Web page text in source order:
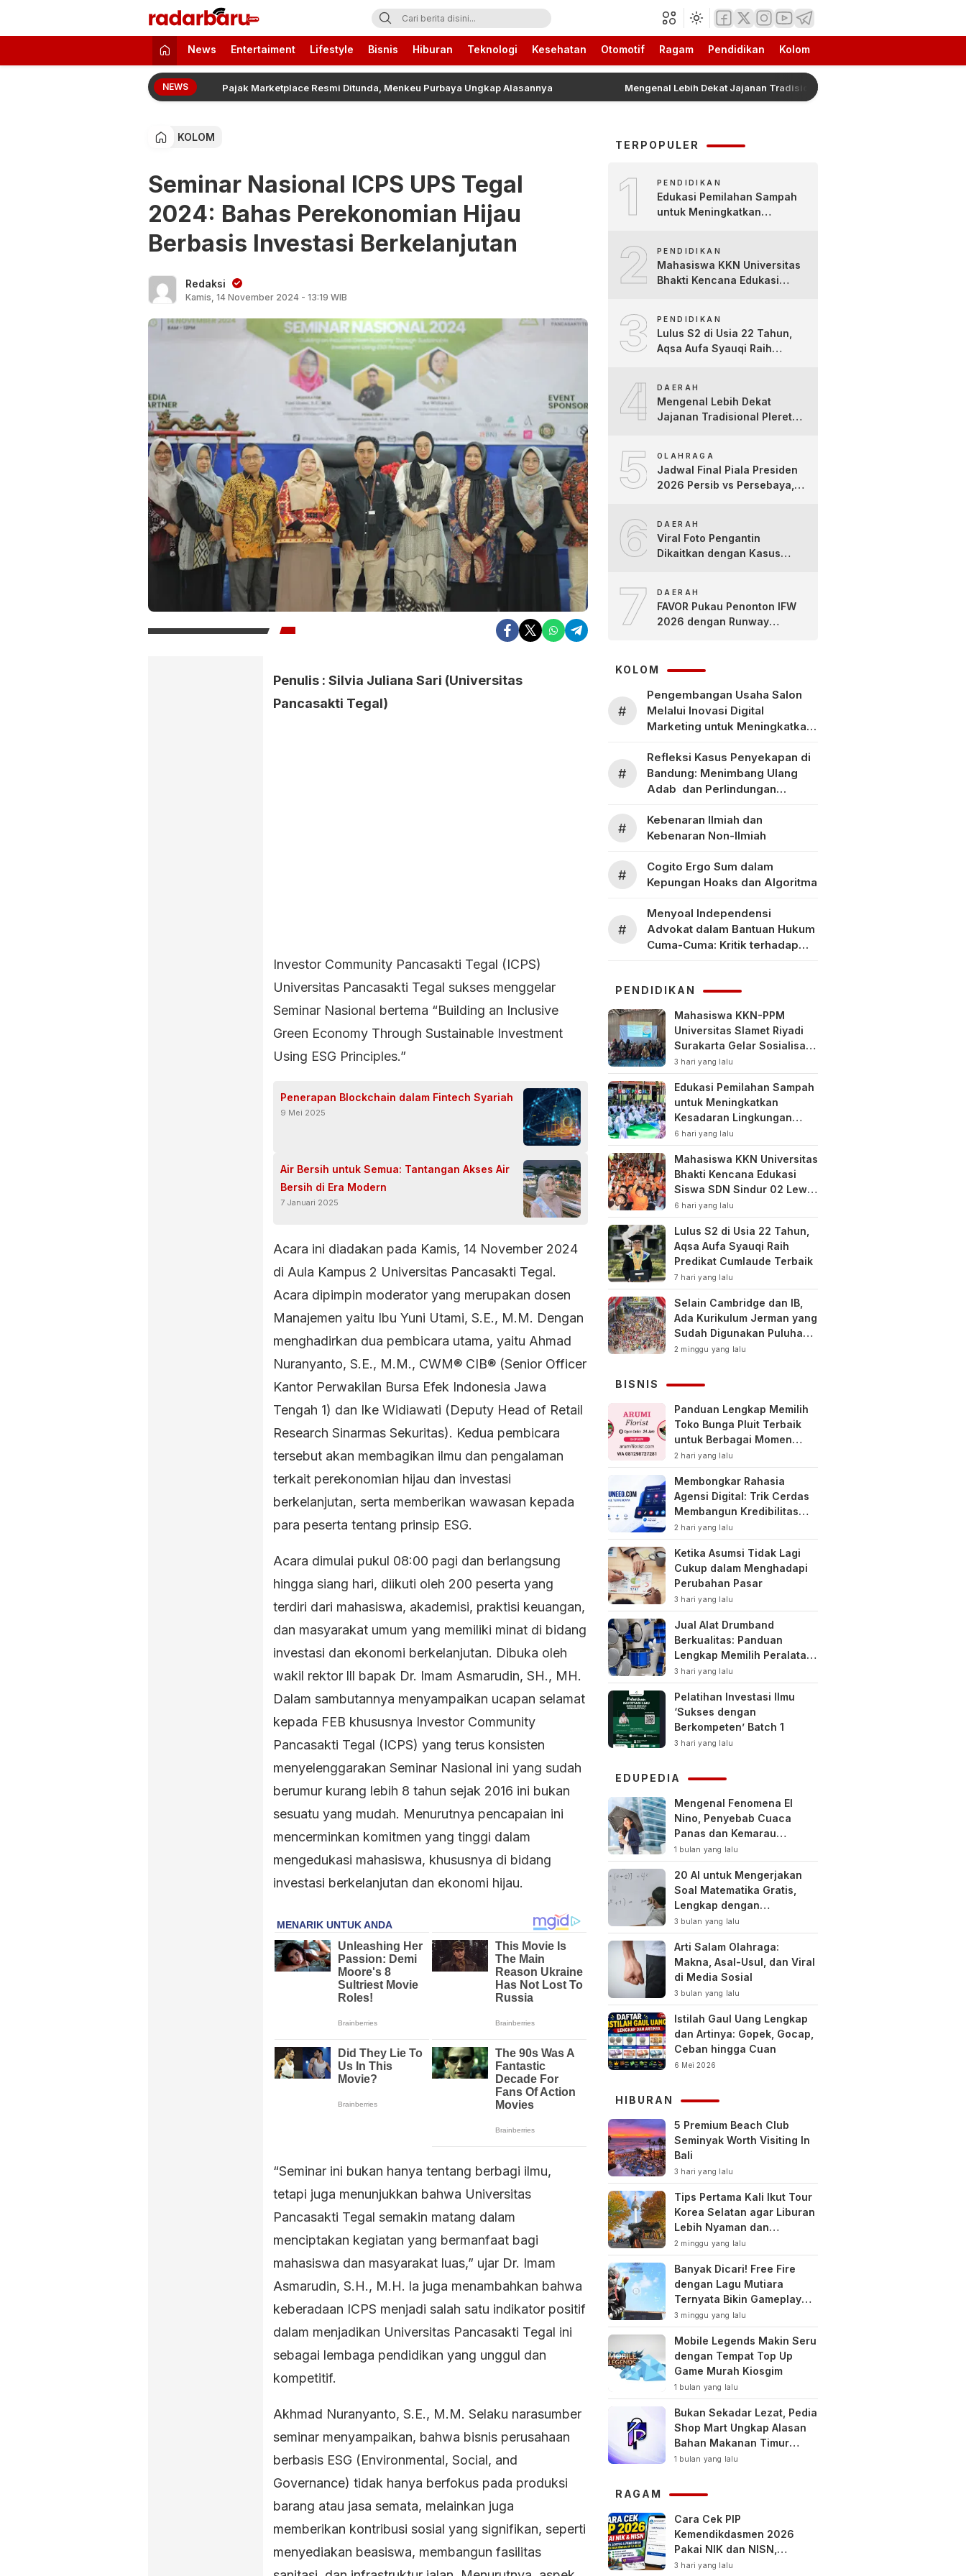
radarbaru.com
Informasi Berita Terbaru dan Terkini Hari Ini
News Entertaiment Lifestyle Bisnis Hiburan Teknologi Kesehatan Otomotif Ragam Pendidikan Kolom
NEWS Pajak Marketplace Resmi Ditunda, Menkeu Purbaya Ungkap Alasannya Mengenal Lebih Dekat Jajanan Tradisional Pleret Khas Bojonegoro Bersama
KOLOM
Seminar Nasional ICPS UPS Tegal
2024: Bahas Perekonomian Hijau
Berbasis Investasi Berkelanjutan
Redaksi
Kamis, 14 November 2024 - 13:19 WIB
Penulis : Silvia Juliana Sari (Universitas
Pancasakti Tegal)
Investor Community Pancasakti Tegal (ICPS)
Universitas Pancasakti Tegal sukses menggelar
Seminar Nasional bertema “Building an Inclusive
Green Economy Through Sustainable Investment
Using ESG Principles.”
Penerapan Blockchain dalam Fintech Syariah
9 Mei 2025
Air Bersih untuk Semua: Tantangan Akses Air
Bersih di Era Modern
7 Januari 2025
Acara ini diadakan pada Kamis, 14 November 2024
di Aula Kampus 2 Universitas Pancasakti Tegal.
Acara dipimpin moderator yang merupakan dosen
Manajemen yaitu Ibu Yuni Utami, S.E., M.M. Dengan
menghadirkan dua pembicara utama, yaitu Ahmad
Nuranyanto, S.E., M.M., CWM® CIB® (Senior Officer
Kantor Perwakilan Bursa Efek Indonesia Jawa
Tengah 1) dan Ike Widiawati (Deputy Head of Retail
Research Sinarmas Sekuritas). Kedua pembicara
tersebut akan membagikan ilmu dan pengalaman
terkait perekonomian hijau dan investasi
berkelanjutan, serta memberikan wawasan kepada
para peserta tentang prinsip ESG.
Acara dimulai pukul 08:00 pagi dan berlangsung
hingga siang hari, diikuti oleh 200 peserta yang
terdiri dari mahasiswa, akademisi, praktisi keuangan,
dan masyarakat umum yang memiliki minat di bidang
investasi dan ekonomi berkelanjutan. Dibuka oleh
wakil rektor lll bapak Dr. Imam Asmarudin, SH., MH.
Dalam sambutannya menyampaikan ucapan selamat
kepada FEB khususnya Investor Community
Pancasakti Tegal (ICPS) yang terus konsisten
menyelenggarakan Seminar Nasional ini yang sudah
berumur kurang lebih 8 tahun sejak 2016 ini bukan
sesuatu yang mudah. Menurutnya pencapaian ini
mencerminkan komitmen yang tinggi dalam
mengedukasi mahasiswa, khususnya di bidang
investasi berkelanjutan dan ekonomi hijau.
“Seminar ini bukan hanya tentang berbagi ilmu,
tetapi juga menunjukkan bahwa Universitas
Pancasakti Tegal semakin matang dalam
menciptakan kegiatan yang bermanfaat bagi
mahasiswa dan masyarakat luas,” ujar Dr. Imam
Asmarudin, S.H., M.H. la juga menambahkan bahwa
keberadaan ICPS menjadi salah satu indikator positif
dalam menjadikan Universitas Pancasakti Tegal ini
sebagai lembaga pendidikan yang unggul dan
kompetitif.
Akhmad Nuranyanto, S.E., M.M. Selaku narasumber
seminar menyampaikan, bahwa bisnis perusahaan
berbasis ESG (Environmental, Social, and
Governance) tidak hanya berfokus pada produksi
barang atau jasa semata, melainkan juga
memberikan kontribusi sosial yang signifikan, seperti
menyediakan beasiswa, membangun fasilitas
TERPOPULER
1 PENDIDIKAN
Edukasi Pemilahan Sampah
untuk Meningkatkan
Kartini
2 PENDIDIKAN
Mahasiswa KKN Universitas
Bhakti Kencana Edukasi
3 PENDIDIKAN
Lulus S2 di Usia 22 Tahun,
Aqsa Aufa Syauqi Raih
4 DAERAH
Mengenal Lebih Dekat
Jajanan Tradisional Pleret
5 OLAHRAGA
Jadwal Final Piala Presiden
2026 Persib vs Persebaya,
6 DAERAH
Viral Foto Pengantin
Dikaitkan dengan Kasus
7 DAERAH
FAVOR Pukau Penonton IFW
2026 dengan Runway
KOLOM
#
Pengembangan Usaha Salon
Melalui Inovasi Digital
Marketing untuk Meningkatkan
Salon Mitra, Selong Lombok
Timur
#
Refleksi Kasus Penyekapan di
Bandung: Menimbang Ulang
Adab dan Perlindungan
#
Kebenaran Ilmiah dan
Kebenaran Non-Ilmiah
#
Cogito Ergo Sum dalam
Kepungan Hoaks dan Algoritma
#
Menyoal Independensi
Advokat dalam Bantuan Hukum
Cuma-Cuma: Kritik terhadap
PENDIDIKAN
Mahasiswa KKN-PPM
Universitas Slamet Riyadi
Surakarta Gelar Sosialisasi
Pengelolaan Keuangan
Keluarga
3 hari yang lalu
Edukasi Pemilahan Sampah
untuk Meningkatkan
Kesadaran Lingkungan
Sejak Dini di SDN Pacul 1
dan TK Kartini
6 hari yang lalu
Mahasiswa KKN Universitas
Bhakti Kencana Edukasi
Siswa SDN Sindur 02 Lewat
Program SIGERCEP
6 hari yang lalu
Lulus S2 di Usia 22 Tahun,
Aqsa Aufa Syauqi Raih
Predikat Cumlaude Terbaik
7 hari yang lalu
Selain Cambridge dan IB,
Ada Kurikulum Jerman yang
Sudah Digunakan Puluhan
Tahun di Indonesia
2 minggu yang lalu
BISNIS
Panduan Lengkap Memilih
Toko Bunga Pluit Terbaik
untuk Berbagai Momen
Spesial
2 hari yang lalu
Membongkar Rahasia
Agensi Digital: Trik Cerdas
Membangun Kredibilitas
Toko Online Baru
2 hari yang lalu
Ketika Asumsi Tidak Lagi
Cukup dalam Menghadapi
Perubahan Pasar
3 hari yang lalu
Jual Alat Drumband
Berkualitas: Panduan
Lengkap Memilih Peralatan
Drumband Terbaik untuk
Sekolah, Instansi, dan
Komunitas
3 hari yang lalu
Pelatihan Investasi Ilmu
‘Sukses dengan
Berkompeten’ Batch 1
3 hari yang lalu
EDUPEDIA
Mengenal Fenomena El
Nino, Penyebab Cuaca
Panas dan Kemarau
Panjang
1 bulan yang lalu
20 AI untuk Mengerjakan
Soal Matematika Gratis,
Lengkap dengan
Pembahasan
3 bulan yang lalu
Arti Salam Olahraga:
Makna, Asal-Usul, dan Viral
di Media Sosial
3 bulan yang lalu
Istilah Gaul Uang Lengkap
dan Artinya: Gopek, Gocap,
Ceban hingga Cuan
6 Mei 2026
HIBURAN
5 Premium Beach Club
Seminyak Worth Visiting In
Bali
3 hari yang lalu
Tips Pertama Kali Ikut Tour
Korea Selatan agar Liburan
Lebih Nyaman dan
Berkesan
2 minggu yang lalu
Banyak Dicari! Free Fire
dengan Lagu Mutiara
Ternyata Bikin Gameplay
Makin Keren
3 minggu yang lalu
Mobile Legends Makin Seru
dengan Tempat Top Up
Game Murah Kiosgim
1 bulan yang lalu
Bukan Sekadar Lezat, Pedia
Shop Mart Ungkap Alasan
Bahan Makanan Timur
Tengah Jadi Tren Gaya
1 bulan yang lalu
RAGAM
Cara Cek PIP
Kemendikdasmen 2026
Pakai NIK dan NISN,
Bantuan hingga Rp1,8 Juta
3 hari yang lalu